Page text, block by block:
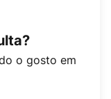
o gosto em